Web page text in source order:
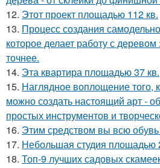
12. Этот проект площадью 112 кв.
13. Процесс создания
которое делает работу с
точнее.
14. Эта квартира площадью 37 кв.
15. Наглядное воплощение того,
можно создать настоящий арт -
простых инструментов и
16. Этим средством вы всю
17. Небольшая студия площадью
18. Топ-9 лучших садовых